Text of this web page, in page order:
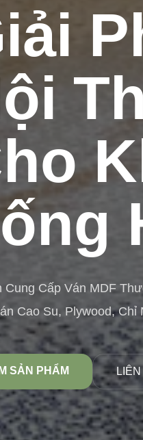
Cung Cấp Ván MDF
Cao Su, Plywood, Chỉ
SẢN PHẨM LIÊN